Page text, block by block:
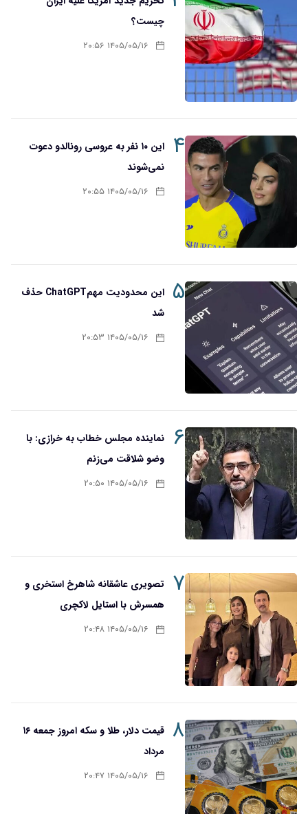
چیست؟
۱۴۰۵/۰۵/۱۶ ۲۰:۵۶
۴
این ۱۰ نفر به عروسی رونالدو دعوت
نمی‌شوند
۱۴۰۵/۰۵/۱۶ ۲۰:۵۵
۵
این محدودیت مهمChatGPT حذف
شد
۱۴۰۵/۰۵/۱۶ ۲۰:۵۳
۶
نماینده مجلس خطاب به خرازی: با
وضو شلاقت می‌زنم
۱۴۰۵/۰۵/۱۶ ۲۰:۵۰
۷ تصویری عاشقانه شاهرخ استخری و
همسرش با استایل لاکچری
۱۴۰۵/۰۵/۱۶ ۲۰:۴۸
۸
قیمت دلار، طلا و سکه امروز جمعه ۱۶
مرداد
۱۴۰۵/۰۵/۱۶ ۲۰:۴۷